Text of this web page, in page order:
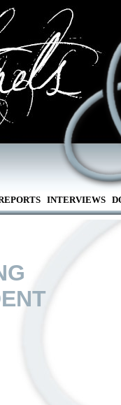
INTERVIEWS